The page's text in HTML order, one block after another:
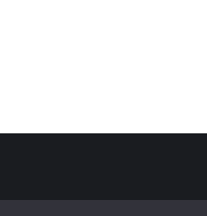
Politique de confidentialité